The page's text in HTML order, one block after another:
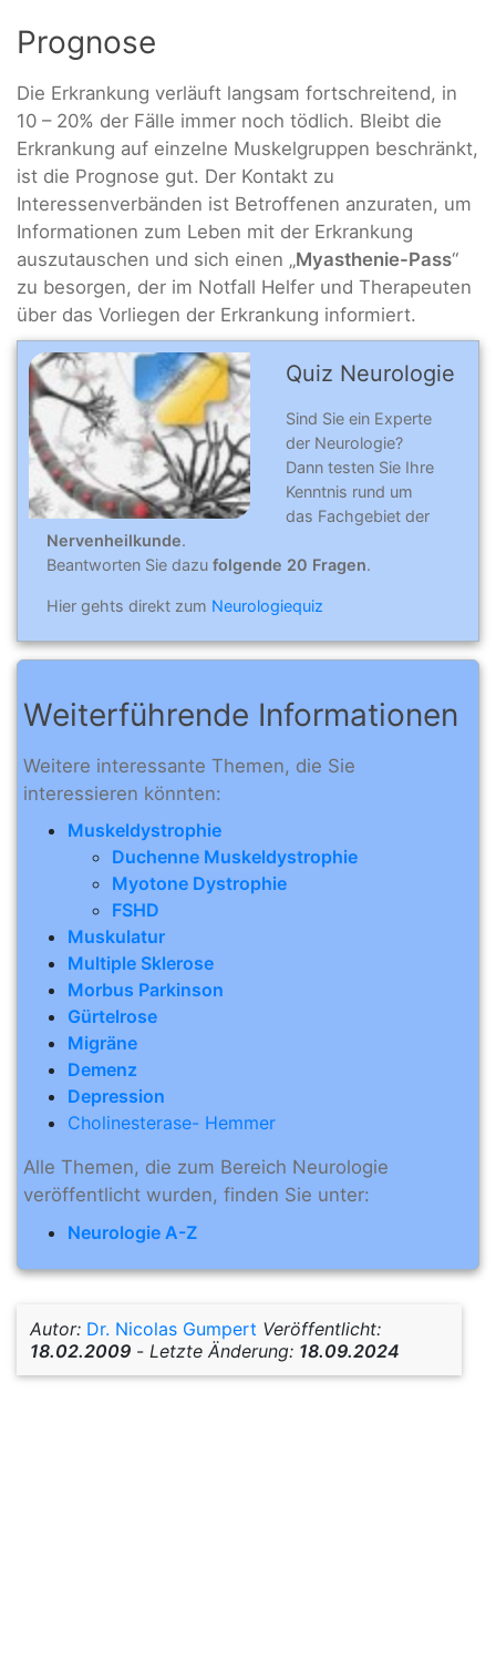
Prognose
Die Erkrankung verläuft langsam fortschreitend, in
10 – 20% der Fälle immer noch tödlich. Bleibt die
Erkrankung auf einzelne Muskelgruppen beschränkt,
ist die Prognose gut. Der Kontakt zu
Interessenverbänden ist Betroffenen anzuraten, um
Informationen zum Leben mit der Erkrankung
auszutauschen und sich einen „Myasthenie-Pass“
zu besorgen, der im Notfall Helfer und Therapeuten
über das Vorliegen der Erkrankung informiert.
Quiz Neurologie
Sind Sie ein Experte
der Neurologie?
Dann testen Sie Ihre
Kenntnis rund um
das Fachgebiet der
Nervenheilkunde.
Beantworten Sie dazu folgende 20 Fragen.
Hier gehts direkt zum Neurologiequiz
Weiterführende Informationen
Weitere interessante Themen, die Sie
interessieren könnten:
Muskeldystrophie
Duchenne Muskeldystrophie
Myotone Dystrophie
FSHD
Muskulatur
Multiple Sklerose
Morbus Parkinson
Gürtelrose
Migräne
Demenz
Depression
Cholinesterase- Hemmer
Alle Themen, die zum Bereich Neurologie
veröffentlicht wurden, finden Sie unter:
Neurologie A-Z
Autor: Dr. Nicolas Gumpert Veröffentlicht:
18.02.2009 - Letzte Änderung: 18.09.2024